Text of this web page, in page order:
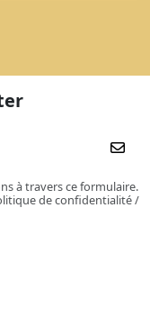
à travers ce formulaire.
de confidentialité /